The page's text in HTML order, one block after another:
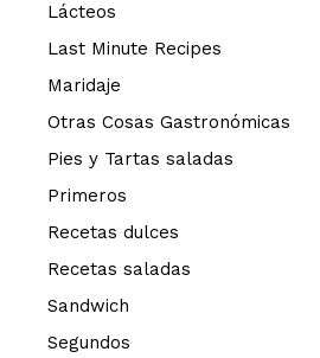
Lácteos
Last Minute Recipes
Maridaje
Otras Cosas Gastronómicas
Pies y Tartas saladas
Primeros
Recetas dulces
Recetas saladas
Sandwich
Segundos